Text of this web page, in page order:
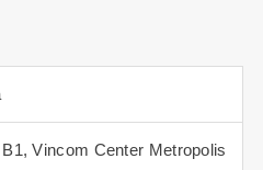
Vincom Center Metropolis